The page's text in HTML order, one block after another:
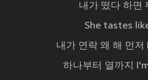
내가 떴다 하면
She tastes
내가 연락 왜 해 먼
하나부터 열까지